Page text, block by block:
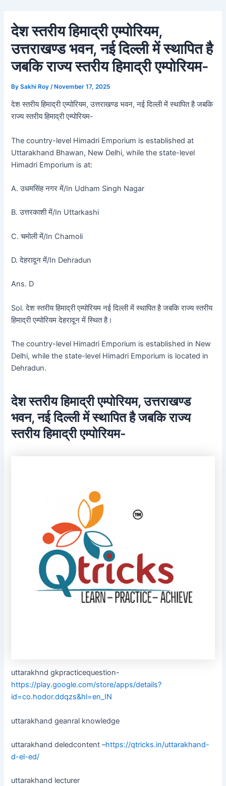
content
देश स्तरीय हिमाद्री एम्पोरियम,
उत्तराखण्ड भवन, नई दिल्ली में स्थापित है
जबकि राज्य स्तरीय हिमाद्री एम्पोरियम-
BySakhi Roy /November 17, 2025
देश स्तरीय हिमाद्री एम्पोरियम, उत्तराखण्ड भवन, नई दिल्ली में स्थापित है जबकि
राज्य स्तरीय हिमाद्री एम्पोरियम-
The country-level Himadri Emporium is established at
Uttarakhand Bhawan, New Delhi, while the state-level
Himadri Emporium is at:
A. उधमसिंह नगर में/In Udham Singh Nagar
B. उत्तरकाशी में/In Uttarkashi
C. चमोली में/In Chamoli
D. देहरादून में/In Dehradun
Ans. D
Sol. देश स्तरीय हिमाद्री एम्पोरियम नई दिल्ली में स्थापित है जबकि राज्य स्तरीय
हिमाद्री एम्पोरियम देहरादून में स्थित है।
The country-level Himadri Emporium is established in New
Delhi, while the state-level Himadri Emporium is located in
Dehradun.
देश स्तरीय हिमाद्री एम्पोरियम, उत्तराखण्ड
भवन, नई दिल्ली में स्थापित है जबकि राज्य
स्तरीय हिमाद्री एम्पोरियम-
uttarakhnd gkpracticequestion-
https://play.google.com/store/apps/details?
id=co.hodor.ddqzs&hl=en_IN
uttarakhand geanral knowledge
uttarakhand deledcontent –https://qtricks.in/uttarakhand-
d-el-ed/
uttarakhand lecturer